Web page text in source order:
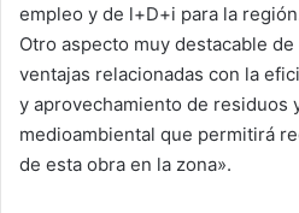
empleo y de l+D+i para la
Otro aspecto muy destacable
ventajas relacionadas con la
y aprovechamiento de residuos
medioambiental que permitirá
de esta obra en la zona».